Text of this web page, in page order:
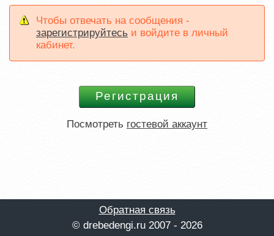
Чтобы отвечать на сообщения -
зарегистрируйтесь и войдите в личный
кабинет.
Посмотреть гостевой аккаунт
Обратная связь
© drebedengi.ru 2007 - 2026